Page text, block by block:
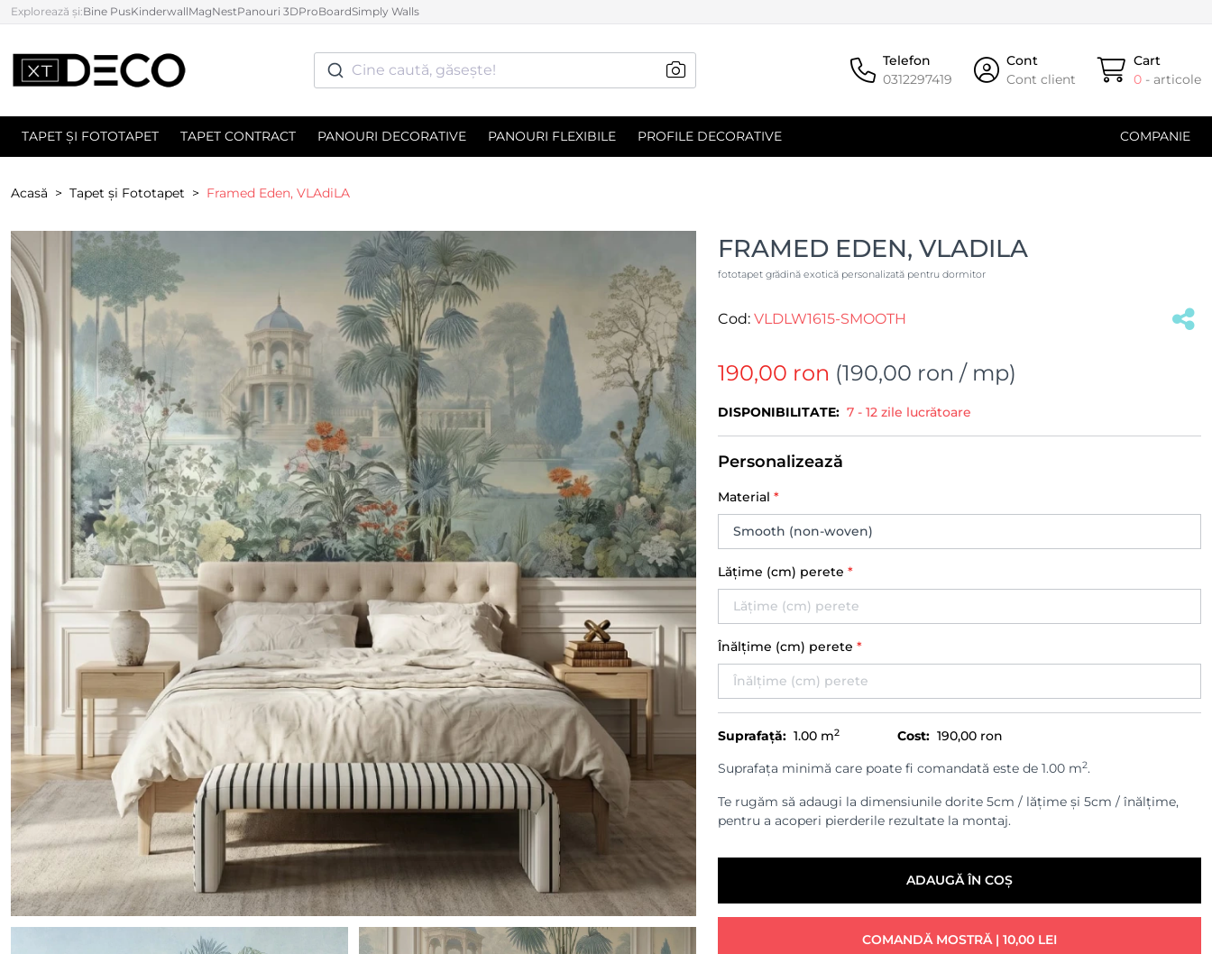
Explorează și:Bine PusKinderwallMagNestPanouri 3DProBoardSimply Walls
Cine caută, găsește!
Telefon
0312297419
Cont
Cont client
Cart
0 - articole
TAPET ȘI FOTOTAPET TAPET CONTRACT PANOURI DECORATIVE PANOURI FLEXIBILE PROFILE DECORATIVE COMPANIE
Acasă Tapet și Fototapet Framed Eden, VLAdiLA
FRAMED EDEN, VLADILA
fototapet grădină exotică personalizată pentru dormitor
Cod: VLDLW1615-SMOOTH
190,00 ron (190,00 ron / mp)
DISPONIBILITATE: 7 - 12 zile lucrătoare
Personalizează
Material *
Lățime (cm) perete *
Înălțime (cm) perete *
Suprafață: 1.00 m2 Cost: 190,00 ron
Suprafața minimă care poate fi comandată este de 1.00 m2.
Te rugăm să adaugi la dimensiunile dorite 5cm / lățime și 5cm / înălțime,
pentru a acoperi pierderile rezultate la montaj.
ADAUGĂ ÎN COȘ
COMANDĂ MOSTRĂ | 10,00 LEI